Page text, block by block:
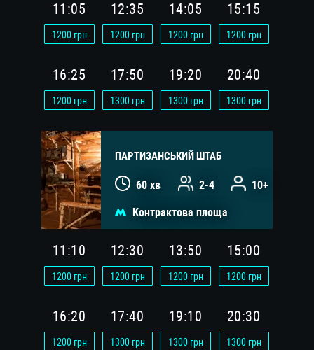
11:05
1200грн
12:35
1200грн
14:05
1200грн
15:15
1200грн
16:25
1200грн
17:50
1300грн
19:20
1300грн
20:40
1300грн
ПАРТИЗАНСЬКИЙ ШТАБ
60 хв 2-4 10+
Контрактова площа
11:10
1200грн
12:30
1200грн
13:50
1200грн
15:00
1200грн
16:20
1200грн
17:40
1300грн
19:10
1300грн
20:30
1300грн